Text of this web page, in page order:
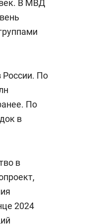
В МВД
России. По
По
в
в
2024